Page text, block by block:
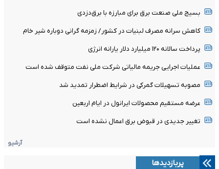
بسیج ملی صنعت برق برای مبارزه با برق‌دزدی
کاهش سرانه مصرف لبنیات در کشور/ زمزمه گرانی دوباره شیر خام
پرداخت سالانه ۱۲۰ میلیارد دلار یارانه انرژی
عملیات اجرایی جریمه مالیاتی شرکت ملی نفت متوقف شده است
مصوبه تسهیلات گمرکی در شرایط اضطرار تمدید شد
عرضه مستقیم محصولات ایرانول در ایام اربعین
تغییر جدیدی در قبوض برق اعمال نشده است
آرشیو
پربازدیدها